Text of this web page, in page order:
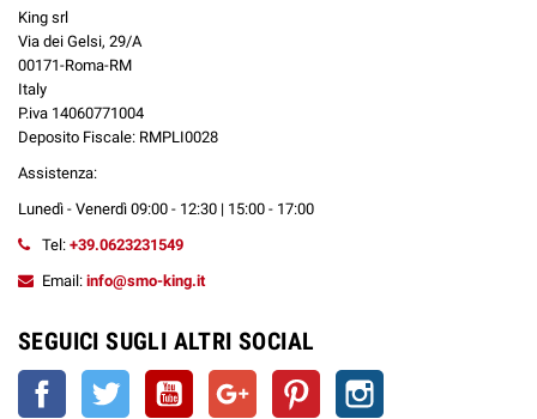
King srl
Via dei Gelsi, 29/A
00171-Roma-RM
Italy
P.iva 14060771004
Deposito Fiscale: RMPLI0028
Assistenza:
Lunedì - Venerdì 09:00 - 12:30 | 15:00 - 17:00
Tel: +39.0623231549
Email: info@smo-king.it
SEGUICI SUGLI ALTRI SOCIAL
Facebook Twitter YouTube Google+ Pinterest